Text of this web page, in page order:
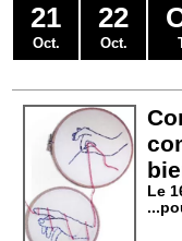
21
Oct.
22
Oct.
Le